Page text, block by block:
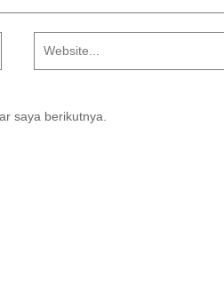
saya berikutnya.